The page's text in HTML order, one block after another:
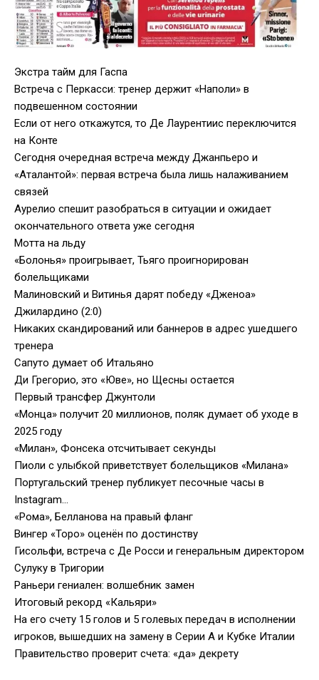
Экстра тайм для Гаспа
Встреча с Перкасси: тренер держит «Наполи» в
подвешенном состоянии
Если от него откажутся, то Де Лаурентиис переключится
на Конте
Сегодня очередная встреча между Джанпьеро и
«Аталантой»: первая встреча была лишь налаживанием
связей
Аурелио спешит разобраться в ситуации и ожидает
окончательного ответа уже сегодня
Мотта на льду
«Болонья» проигрывает, Тьяго проигнорирован
болельщиками
Малиновский и Витинья дарят победу «Дженоа»
Джилардино (2:0)
Никаких скандирований или баннеров в адрес ушедшего
тренера
Сапуто думает об Итальяно
Ди Грегорио, это «Юве», но Щесны остается
Первый трансфер Джунтоли
«Монца» получит 20 миллионов, поляк думает об уходе в
2025 году
«Милан», Фонсека отсчитывает секунды
Пиоли с улыбкой приветствует болельщиков «Милана»
Португальский тренер публикует песочные часы в
Instagram…
«Рома», Белланова на правый фланг
Вингер «Торо» оценён по достинству
Гисольфи, встреча с Де Росси и генеральным директором
Сулуку в Тригории
Раньери гениален: волшебник замен
Итоговый рекорд «Кальяри»
На его счету 15 голов и 5 голевых передач в исполнении
игроков, вышедших на замену в Серии А и Кубке Италии
Правительство проверит счета: «да» декрету